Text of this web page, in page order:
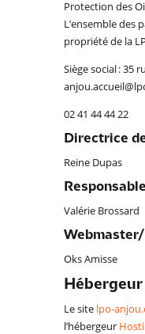
Protection des
L’ensemble des
propriété de la
Siège social : 35
02 41 44 44 22
Directrice
Reine Dupas
Valérie Brossard
Webmaster/
Oks Amisse
Hébergeur
Le site lpo-
l’hébergeur